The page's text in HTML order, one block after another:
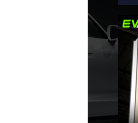
6 เ
แต
ปรับ
คั
สั้น - ปรับเป้าเติบโต & เคลียร์ Back
ถึ
กา
ตึง